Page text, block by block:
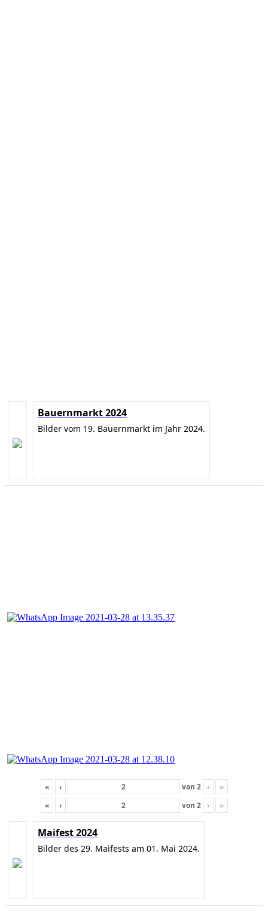
Bauernmarkt 2024
Bilder vom 19. Bauernmarkt im Jahr 2024.
« ‹ von 2 ›
»
«
‹ von 2 › »
Maifest 2024
Bilder des 29. Maifests am 01. Mai 2024.